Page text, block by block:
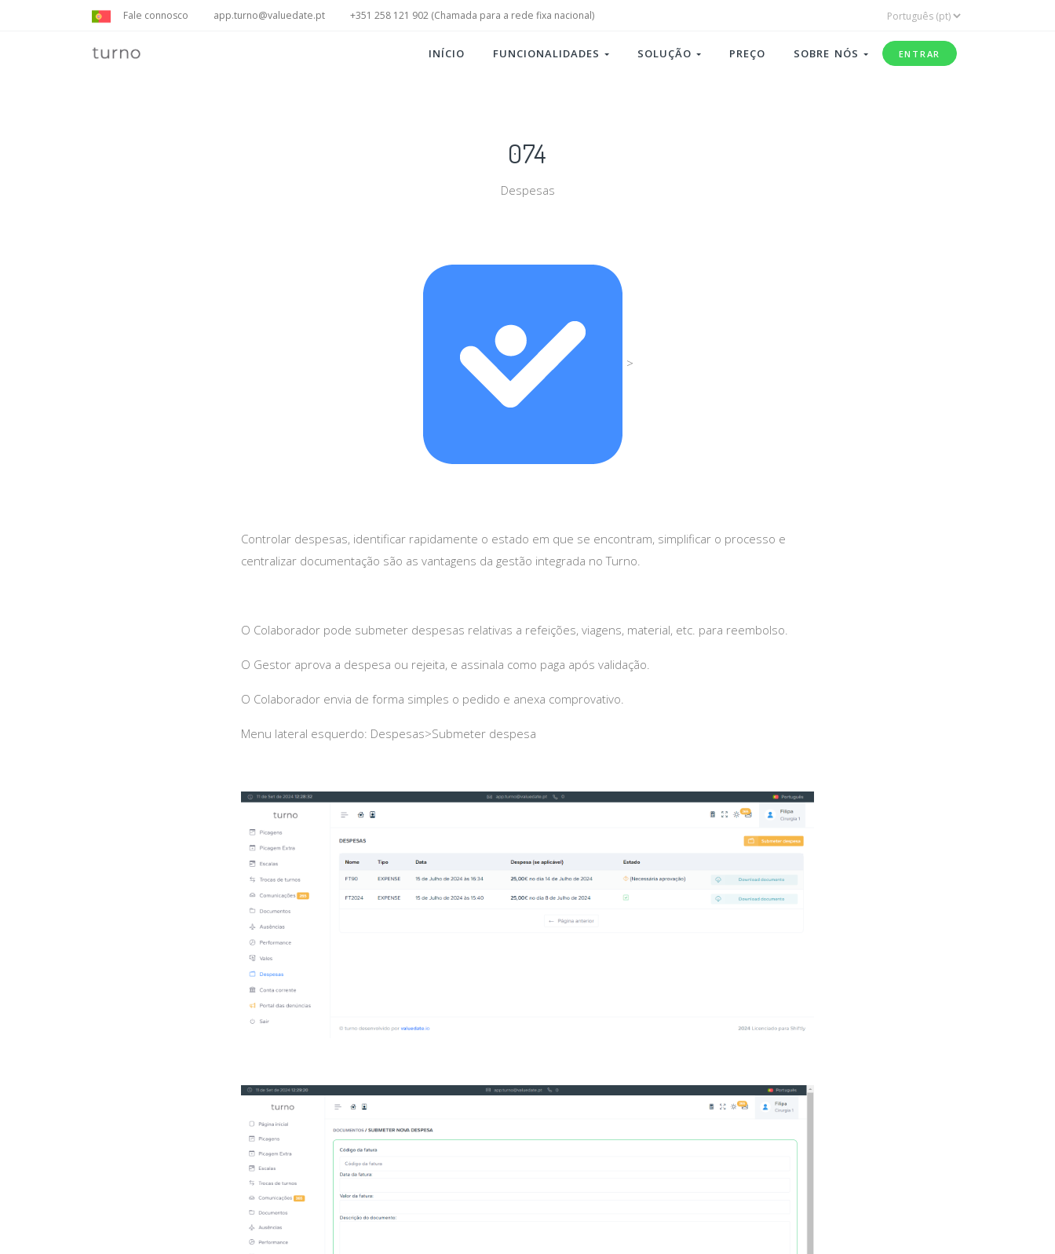
Fale connosco app.turno@valuedate.pt +351 258 121 902 (Chamada para a rede fixa nacional)
INÍCIO FUNCIONALIDADES SOLUÇÃO PREÇO SOBRE NÓS ENTRAR
074
Despesas
>
Controlar despesas, identificar rapidamente o estado em que se encontram, simplificar o processo e
centralizar documentação são as vantagens da gestão integrada no Turno.
O Colaborador pode submeter despesas relativas a refeições, viagens, material, etc. para reembolso.
O Gestor aprova a despesa ou rejeita, e assinala como paga após validação.
O Colaborador envia de forma simples o pedido e anexa comprovativo.
Menu lateral esquerdo: Despesas>Submeter despesa